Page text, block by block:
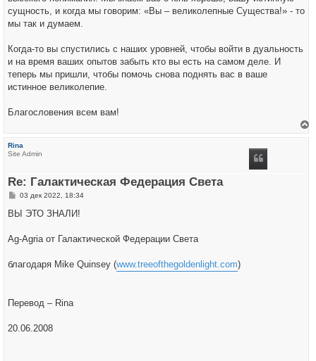
сущность, и когда мы говорим: «Вы – великолепные Существа!» - то
мы так и думаем.
Когда-то вы спустились с наших уровней, чтобы войти в дуальность
и на время ваших опытов забыть кто вы есть на самом деле. И
теперь мы пришли, чтобы помочь снова поднять вас в ваше
истинное великолепие.
Благословения всем вам!
Rina
Site Admin
Re: Галактическая Федерация Света
С
о
е
н
е
03 дек 2022, 18:34
ВЫ ЭТО ЗНАЛИ!
Ag-Agria от Галактической Федерации Света
благодаря Mike Quinsey (www.treeofthegoldenlight.com)
Перевод – Rina
20.06.2008